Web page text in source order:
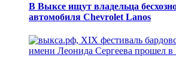
В Выксе ищут владельца
автомобиля Chevrolet Lanos